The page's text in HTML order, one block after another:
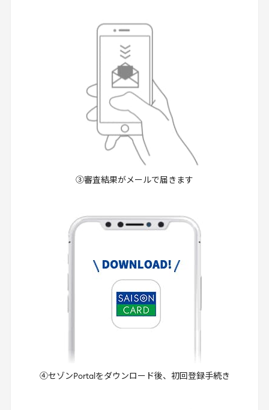
③審査結果がメールで届きます
④セゾンPortalをダウンロード後、初回登録手続き